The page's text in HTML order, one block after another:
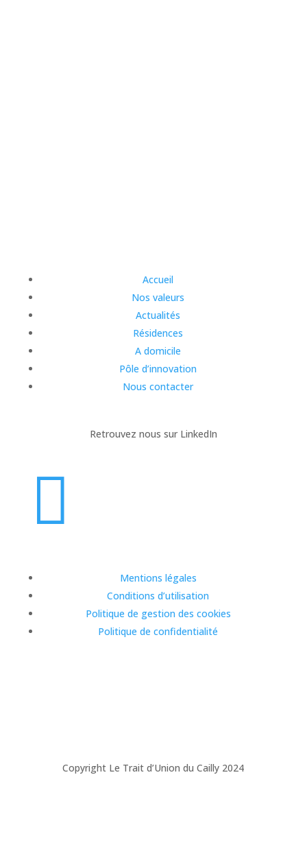
Accueil
Nos valeurs
Actualités
Résidences
A domicile
Pôle d’innovation
Nous contacter
Retrouvez nous sur LinkedIn

Mentions légales
Conditions d’utilisation
Politique de gestion des cookies
Politique de confidentialité
Copyright Le Trait d’Union du Cailly 2024